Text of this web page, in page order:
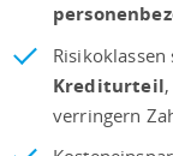
Krediturteil
verringern